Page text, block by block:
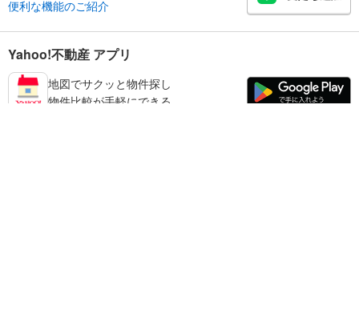
便利な機能のご紹介
Yahoo!不動産 アプリ
地図でサクッと物件探し
物件比較が手軽にできる